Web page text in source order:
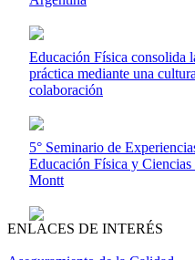
Educación Física consolida
práctica mediante una
colaboración
5° Seminario de
Educación Física y
Montt
ENLACES DE INTERÉS